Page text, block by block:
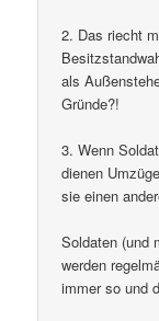
2. Das riecht
als
Gründe?!
3. Wenn
dienen
sie einen
Soldaten (und
werden
immer so und